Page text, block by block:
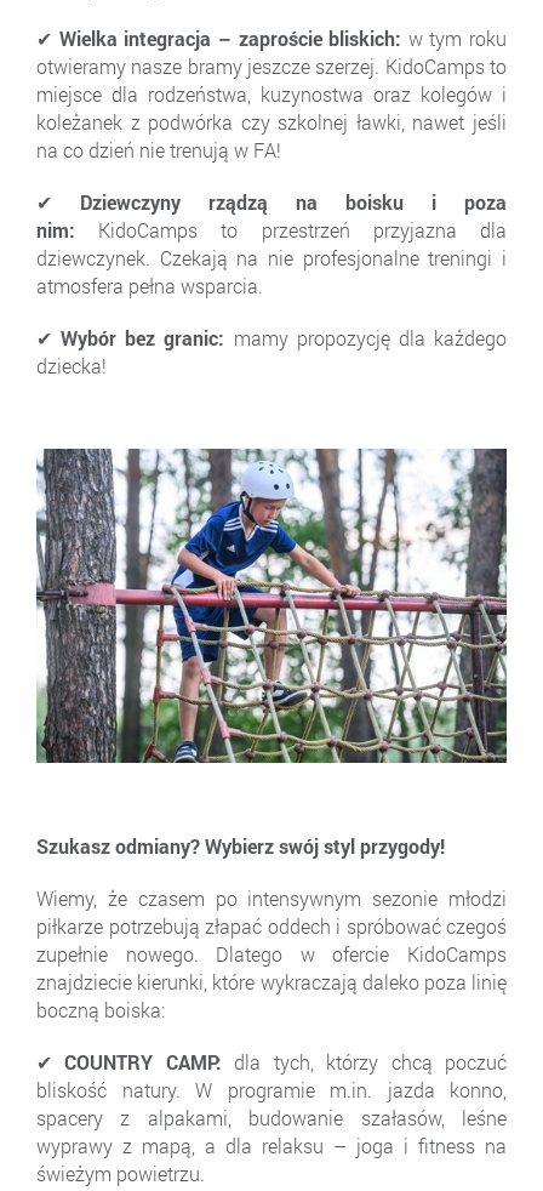
✔ Wielka integracja – zaproście bliskich: w tym roku
otwieramy nasze bramy jeszcze szerzej. KidoCamps to
miejsce dla rodzeństwa, kuzynostwa oraz kolegów i
koleżanek z podwórka czy szkolnej ławki, nawet jeśli
na co dzień nie trenują w FA!
✔ Dziewczyny rządzą na boisku i poza
nim: KidoCamps to przestrzeń przyjazna dla
dziewczynek. Czekają na nie profesjonalne treningi i
atmosfera pełna wsparcia.
✔ Wybór bez granic: mamy propozycję dla każdego
dziecka!
Szukasz odmiany? Wybierz swój styl przygody!
Wiemy, że czasem po intensywnym sezonie młodzi
piłkarze potrzebują złapać oddech i spróbować czegoś
zupełnie nowego. Dlatego w ofercie KidoCamps
znajdziecie kierunki, które wykraczają daleko poza linię
boczną boiska:
✔ COUNTRY CAMP: dla tych, którzy chcą poczuć
bliskość natury. W programie m.in. jazda konno,
spacery z alpakami, budowanie szałasów, leśne
wyprawy z mapą, a dla relaksu – joga i fitness na
świeżym powietrzu.